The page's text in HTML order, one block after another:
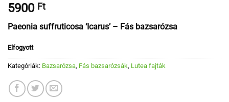
5900 Ft
Paeonia suffruticosa ‘Icarus’ – Fás bazsarózsa
Elfogyott
Kategóriák: Bazsarózsa, Fás bazsarózsák, Lutea fajták